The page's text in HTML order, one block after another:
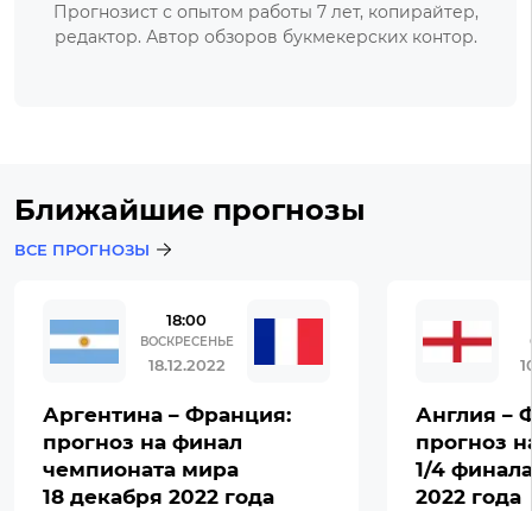
Прогнозист с опытом работы 7 лет, копирайтер,
редактор. Автор обзоров букмекерских контор.
Ближайшие прогнозы
ВСЕ ПРОГНОЗЫ
18:00
ВОСКРЕСЕНЬЕ
18.12.2022
Аргентина – Франция:
прогноз на финал
чемпионата мира
18 декабря 2022 года
Англия –
прогноз
1/4
2022 года